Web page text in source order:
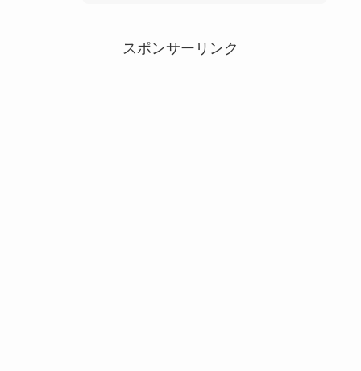
スポンサーリンク